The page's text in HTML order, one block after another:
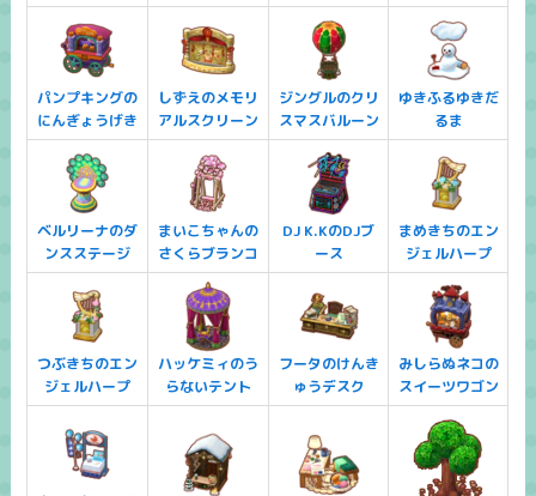
パンプキングの
にんぎょうげき
しずえのメモリ
アルスクリーン
ジングルのクリ
スマスバルーン
ゆきふるゆきだ
るま
ベルリーナのダ
ンスステージ
まいこちゃんの
さくらブランコ
DJ K.KのDJブ
ース
まめきちのエン
ジェルハープ
つぶきちのエン
ジェルハープ
ハッケミィのう
らないテント
フータのけんき
ゅうデスク
みしらぬネコの
スイーツワゴン